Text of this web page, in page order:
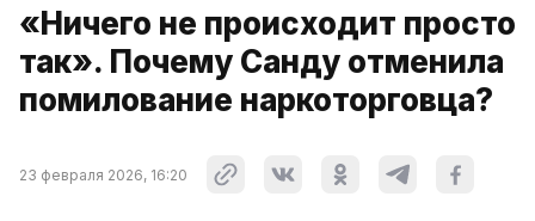
«Ничего не происходит просто
так». Почему Санду отменила
помилование наркоторговца?
23 февраля 2026, 16:20